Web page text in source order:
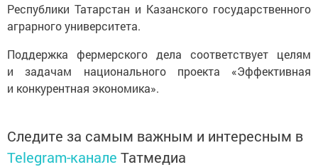
Республики Татарстан и Казанского государственного
аграрного университета.
Поддержка фермерского дела соответствует целям
и задачам национального проекта «Эффективная
и конкурентная экономика».
Следите за самым важным и интересным в
Telegram-канале Татмедиа